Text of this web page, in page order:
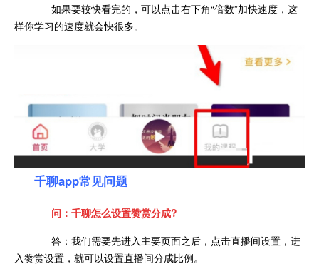
如果要较快看完的，可以点击右下角“倍数”加快速度，这
样你学习的速度就会快很多。
千聊app常见问题
问：千聊怎么设置赞赏分成?
答：我们需要先进入主要页面之后，点击直播间设置，进
入赞赏设置，就可以设置直播间分成比例。